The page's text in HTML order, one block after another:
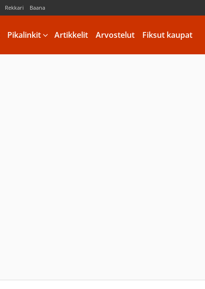
Rekkari Baana
Pikalinkit Artikkelit Arvostelut Fiksut kaupat